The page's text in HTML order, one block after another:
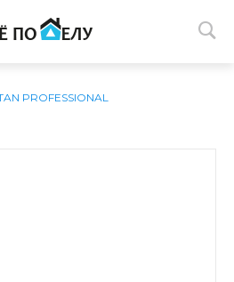
PROFESSIONAL